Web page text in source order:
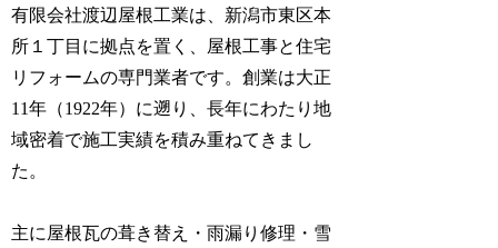
有限会社渡辺屋根工業は、新潟市東区本
所１丁目に拠点を置く、屋根工事と住宅
リフォームの専門業者です。創業は大正
11年（1922年）に遡り、長年にわたり地
域密着で施工実績を積み重ねてきまし
た。
主に屋根瓦の葺き替え・雨漏り修理・雪